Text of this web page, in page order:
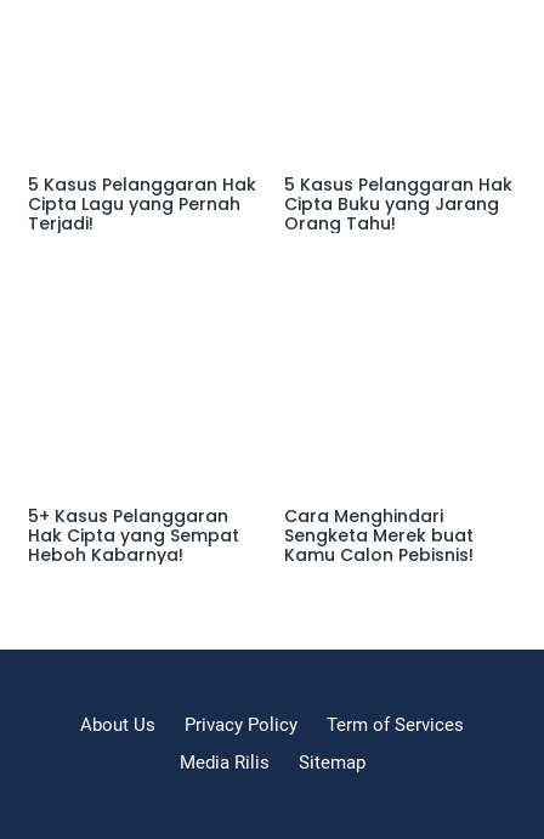
5 Kasus Pelanggaran Hak
Cipta Lagu yang Pernah
Terjadi!
5 Kasus Pelanggaran Hak
Cipta Buku yang Jarang
Orang Tahu!
5+ Kasus Pelanggaran
Hak Cipta yang Sempat
Heboh Kabarnya!
Cara Menghindari
Sengketa Merek buat
Kamu Calon Pebisnis!
About Us Privacy Policy
Term of Services
Media Rilis
Sitemap